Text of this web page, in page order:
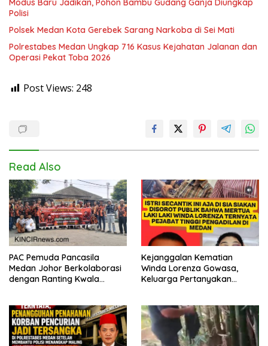
Modus Baru Jadikan, Pohon Bambu Gudang Ganja Diungkap
Polisi
Polsek Medan Kota Gerebek Sarang Narkoba di Sei Mati
Polrestabes Medan Ungkap 716 Kasus Kejahatan Jalanan dan
Operasi Pekat Toba 2026
Post Views: 248
Read Also
PAC Pemuda Pancasila
Medan Johor Berkolaborasi
dengan Ranting Kwala
Jemaah dan Pengguna Jalan
Kejanggalan Kematian
Winda Lorenza Gowasa,
Keluarga Pertanyakan